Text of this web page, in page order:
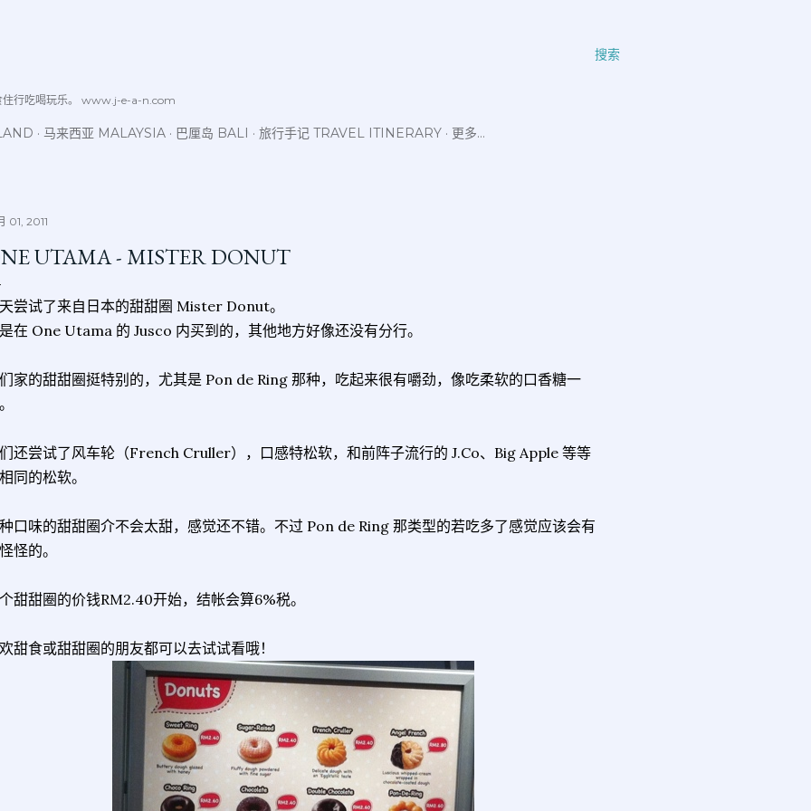
搜索
住行吃喝玩乐。 www.j-e-a-n.com
马来西亚 MALAYSIA 巴厘岛 BALI 旅行手记 TRAVEL ITINERARY 更多…
01, 2011
UTAMA - MISTER DONUT
尝试了来自日本的甜甜圈 Mister Donut。
在 One Utama 的 Jusco 内买到的，其他地方好像还没有分行。
家的甜甜圈挺特别的，尤其是 Pon de Ring 那种，吃起来很有嚼劲，像吃柔软的口香糖一
还尝试了风车轮（French Cruller），口感特松软，和前阵子流行的 J.Co、Big Apple 等等
同的松软。
口味的甜甜圈介不会太甜，感觉还不错。不过 Pon de Ring 那类型的若吃多了感觉应该会有
怪的。
甜甜圈的价钱RM2.40开始，结帐会算6%税。
甜食或甜甜圈的朋友都可以去试试看哦！